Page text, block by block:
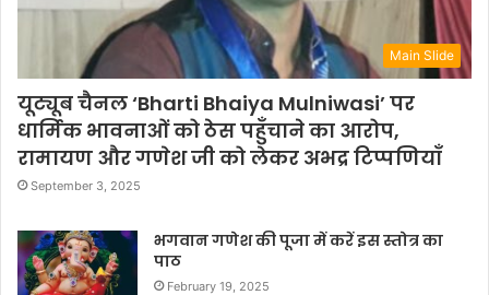
Main Slide
यूट्यूब चैनल ‘Bharti Bhaiya Mulniwasi’ पर
धार्मिक भावनाओं को ठेस पहुँचाने का आरोप,
रामायण और गणेश जी को लेकर अभद्र टिप्पणियाँ
September 3, 2025
भगवान गणेश की पूजा में करें इस स्तोत्र का
पाठ
February 19, 2025